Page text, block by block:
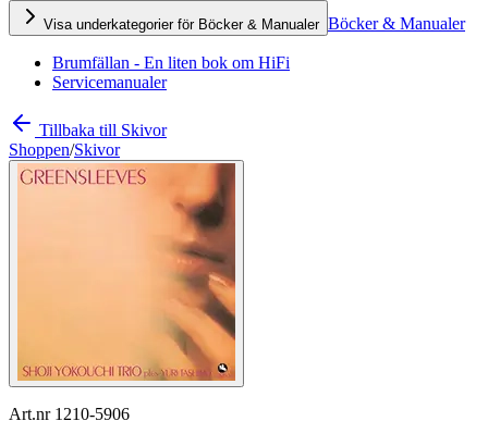
Visa underkategorier för Böcker & Manualer Böcker & Manualer
Brumfällan - En liten bok om HiFi
Servicemanualer
Tillbaka till Skivor
Shoppen/Skivor
Art.nr 1210-5906